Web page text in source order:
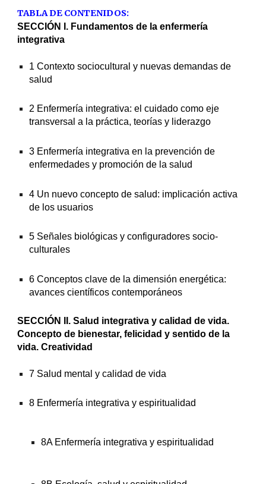
TABLA DE CONTENIDOS:
SECCIÓN I. Fundamentos de la enfermería
integrativa
1 Contexto sociocultural y nuevas demandas de
salud
2 Enfermería integrativa: el cuidado como eje
transversal a la práctica, teorías y liderazgo
3 Enfermería integrativa en la prevención de
enfermedades y promoción de la salud
4 Un nuevo concepto de salud: implicación activa
de los usuarios
5 Señales biológicas y configuradores socio-
culturales
6 Conceptos clave de la dimensión energética:
avances científicos contemporáneos
SECCIÓN II. Salud integrativa y calidad de vida.
Concepto de bienestar, felicidad y sentido de la
vida. Creatividad
7 Salud mental y calidad de vida
8 Enfermería integrativa y espiritualidad
8A Enfermería integrativa y espiritualidad